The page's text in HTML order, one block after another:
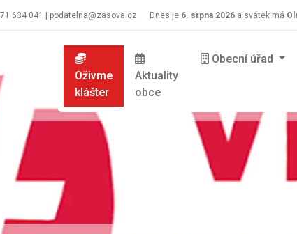
634 041 | podatelna@zasova.cz Dnes je 6. srpna 2026a svátek má
Oživme
klášter
Aktuality
obce
Obecní úřad